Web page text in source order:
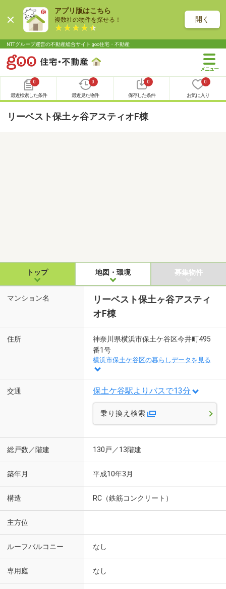
アプリ版はこちら
複数社の物件を探せる！ 開く
NTTグループ運営の不動産総合サイト goo住宅・不動産
0
最近検索した条件
0
最近見た物件
0
保存した条件
0
お気に入り
リーベスト保土ヶ谷アスティオF棟
トップ 地図・環境 募集物件
マンション名
リーベスト保土ヶ谷アスティ
オF棟
住所
神奈川県横浜市保土ケ谷区今井町495
番1号
横浜市保土ケ谷区の暮らしデータを見る
交通 保土ケ谷駅よりバスで13分
乗り換え検索
総戸数／階建 130戸／13階建
築年月 平成10年3月
構造 RC（鉄筋コンクリート）
主方位
ルーフバルコニー なし
専用庭 なし